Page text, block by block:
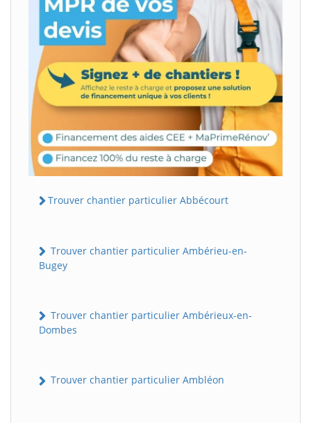
Trouver chantier particulier Abbécourt
Trouver chantier particulier Ambérieu-en-
Bugey
Trouver chantier particulier Ambérieux-en-
Dombes
Trouver chantier particulier Ambléon